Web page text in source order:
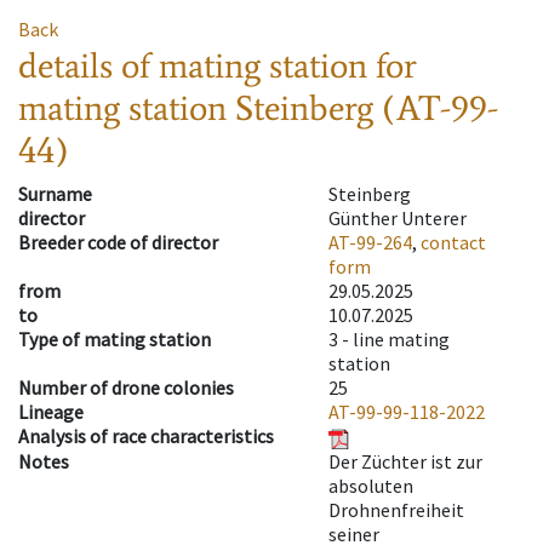
Back
details of mating stationfor
mating station Steinberg (AT-99-
44)
Surname
Steinberg
director
Günther Unterer
Breeder code of director
AT-99-264, contact
form
from
29.05.2025
to
10.07.2025
Type of mating station
3 - line mating
station
Number of drone colonies
25
Lineage
AT-99-99-118-2022
Analysis of race characteristics
Notes
Der Züchter ist zur
absoluten
Drohnenfreiheit
seiner